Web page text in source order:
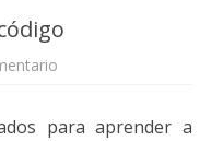
para aprender a